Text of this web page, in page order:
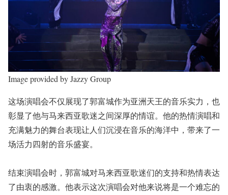
Image provided by Jazzy Group
这场演唱会不仅展现了郭富城作为亚洲天王的音乐实力，也
彰显了他与马来西亚歌迷之间深厚的情谊。他的热情演唱和
充满魅力的舞台表现让人们沉浸在音乐的海洋中，带来了一
场活力四射的音乐盛宴。
结束演唱会时，郭富城对马来西亚歌迷们的支持和热情表达
了由衷的感激。他表示这次演唱会对他来说将是一个难忘的